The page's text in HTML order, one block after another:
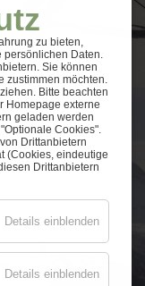
zu bieten,
persönlichen Daten.
Sie können
zustimmen möchten.
Bitte beachten
Homepage externe
geladen werden
Cookies".
Drittanbietern
(Cookies, eindeutige
Drittanbietern
Details einblenden
Details einblenden